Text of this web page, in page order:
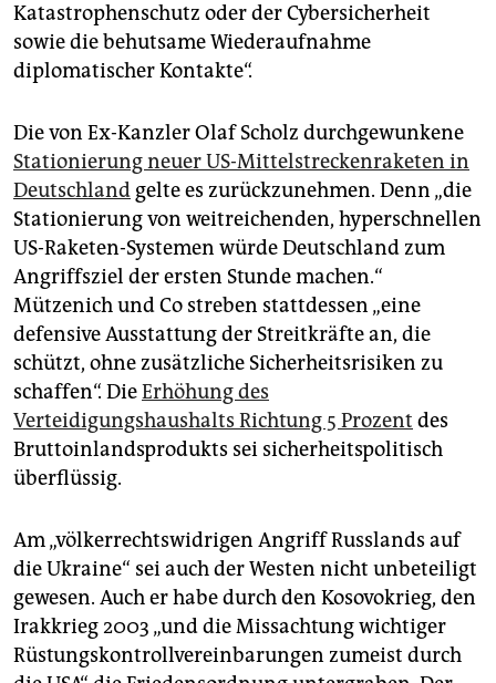
Katastrophenschutz oder der Cybersicherheit
sowie die behutsame Wiederaufnahme
diplomatischer Kontakte“.
Die von Ex-Kanzler Olaf Scholz durchgewunkene
Stationierung neuer US-Mittelstreckenraketen in
Deutschland gelte es zurückzunehmen. Denn „die
Stationierung von weitreichenden, hyperschnellen
US-Raketen-Systemen würde Deutschland zum
Angriffsziel der ersten Stunde machen.“
Mützenich und Co streben stattdessen „eine
defensive Ausstattung der Streitkräfte an, die
schützt, ohne zusätzliche Sicherheitsrisiken zu
schaffen“. DieErhöhung des
Verteidigungshaushalts Richtung 5 Prozent des
Bruttoinlandsprodukts sei sicherheitspolitisch
überflüssig.
Am „völkerrechtswidrigen Angriff Russlands auf
die Ukraine“ sei auch der Westen nicht unbeteiligt
gewesen. Auch er habe durch den Kosovokrieg, den
Irakkrieg 2003 „und die Missachtung wichtiger
Rüstungskontrollvereinbarungen zumeist durch